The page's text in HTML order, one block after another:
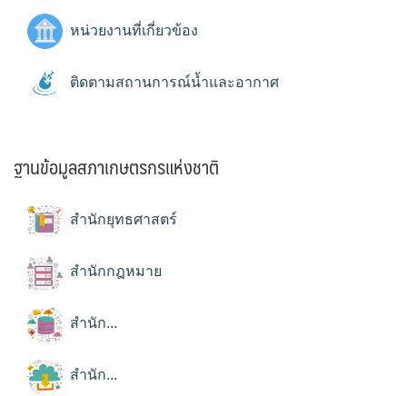
หน่วยงานที่เกี่ยวข้อง
ติดตามสถานการณ์น้ำและอากาศ
ฐานข้อมูลสภาเกษตรกรแห่งชาติ
สำนักยุทธศาสตร์
สำนักกฎหมาย
สำนัก...
สำนัก...